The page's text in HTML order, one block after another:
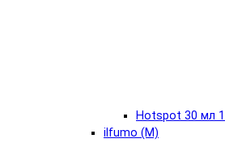
Hotspot 30 мл
ilfumo (М)